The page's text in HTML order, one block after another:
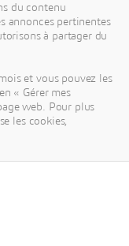
de presse
du contenu
annonces pertinentes
à partager du
et vous pouvez les
« Gérer mes
web. Pour plus
les cookies,